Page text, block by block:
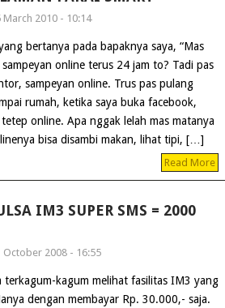
March 2010 - 10:14
bertanya pada bapaknya saya, “Mas
online terus 24 jam to? Tadi pas
sampeyan online. Trus pas pulang
rumah, ketika saya buka facebook,
online. Apa nggak lelah mas matanya
bisa disambi makan, lihat tipi, […]
Read More
IM3 SUPER SMS = 2000
October 2008 - 16:55
terkagum-kagum melihat fasilitas IM3 yang
dengan membayar Rp. 30.000,- saja.